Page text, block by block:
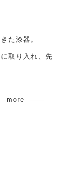
た漆器。
取り入れ、先
more